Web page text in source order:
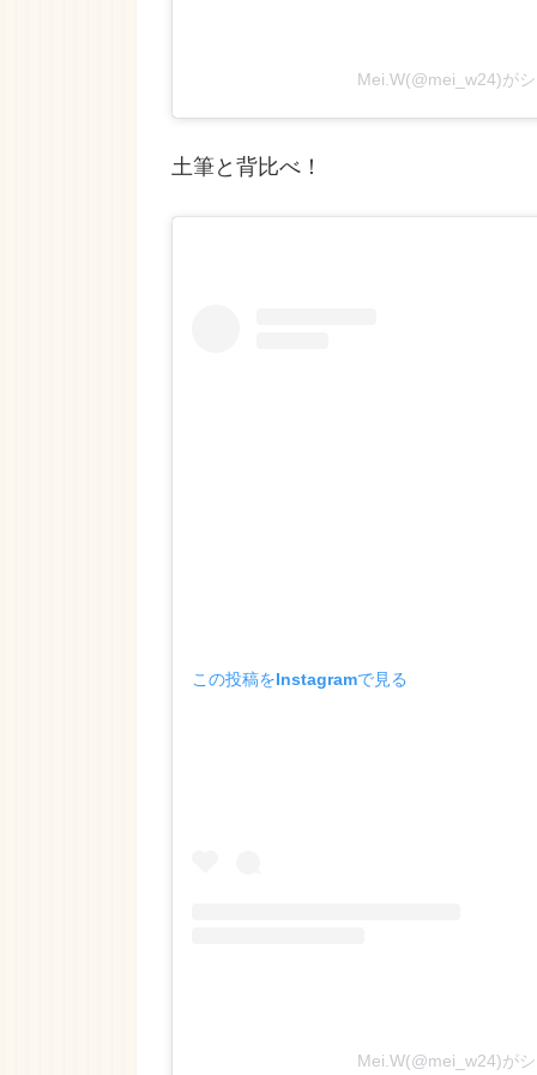
Mei.W(@mei_w24)が
土筆と背比べ！
この投稿をInstagramで見る
Mei.W(@mei_w24)が